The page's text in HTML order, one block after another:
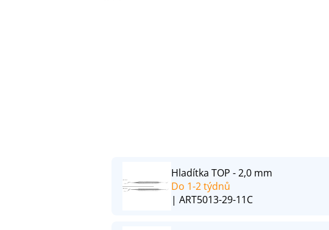
Hladítka TOP - 2,0 mm
Do 1-2 týdnů
| ART5013-29-11C